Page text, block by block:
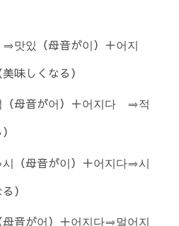
맛있（母音が이）＋어지
味しくなる）
（母音が어）＋어지다 ⇒적
（母音が이）＋어지다⇒시
）
音が어）＋어지다⇒멀어지